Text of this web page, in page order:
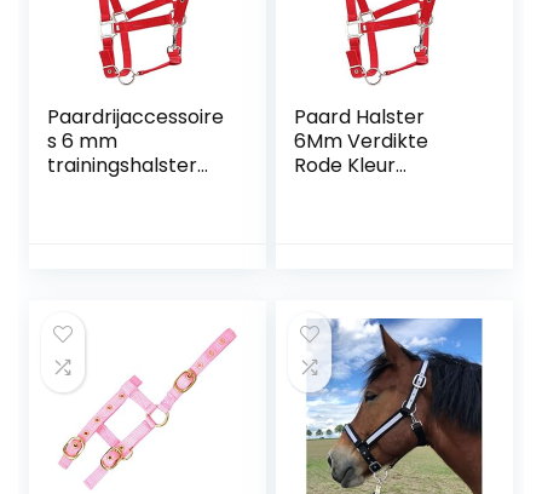
Paardrijaccessoire
s 6 mm
trainingshalster
Paard Halster
6Mm Verdikte
Rode Kleur